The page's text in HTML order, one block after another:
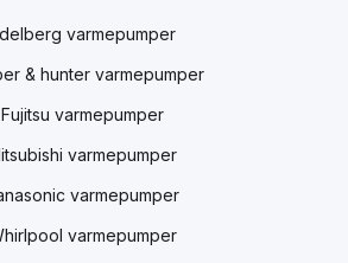
varmepumper
& hunter varmepumper
Fujitsu varmepumper
varmepumper
varmepumper
varmepumper